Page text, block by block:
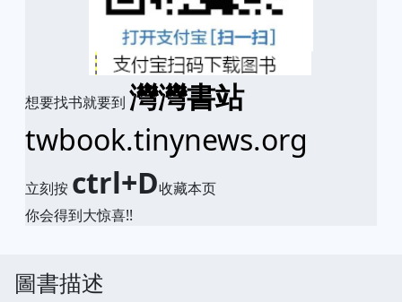
想要找书就要到 灣灣書站
twbook.tinynews.org
立刻按 ctrl+D收藏本页
你会得到大惊喜!!
圖書描述